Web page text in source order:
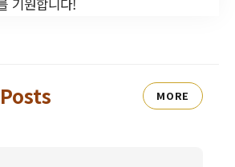
기원합니다!
MORE